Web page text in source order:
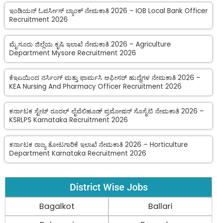
ಇಂಡಿಯನ್ ಓವರ್ಸೀಸ್ ಬ್ಯಾಂಕ್ ನೇಮಕಾತಿ 2026 – IOB Local Bank Officer
Recruitment 2026
ಮೈಸೂರು ಜಿಲ್ಲೆಯ ಕೃಷಿ ಇಲಾಖೆ ನೇಮಕಾತಿ 2026 – Agriculture
Department Mysore Recruitment 2026
ಕೆಇಎಯಿಂದ ನರ್ಸಿಂಗ್ ಮತ್ತು ಫಾರ್ಮಸಿ ಆಫೀಸರ್ ಹುದ್ದೆಗಳ ನೇಮಕಾತಿ 2026 –
KEA Nursing And Pharmacy Officer Recruitment 2026
ಕರ್ನಾಟಕ ಸ್ಟೇಟ್ ರೂರಲ್ ಲೈವೆಲಿಹೂಡ್ ಪ್ರಮೋಷನ್ ಸೊಸೈಟಿ ನೇಮಕಾತಿ 2026 –
KSRLPS Karnataka Recruitment 2026
ಕರ್ನಾಟಕ ರಾಜ್ಯ ತೋಟಗಾರಿಕೆ ಇಲಾಖೆ ನೇಮಕಾತಿ 2026 – Horticulture
Department Karnataka Recruitment 2026
District Wise Jobs
Bagalkot
Ballari